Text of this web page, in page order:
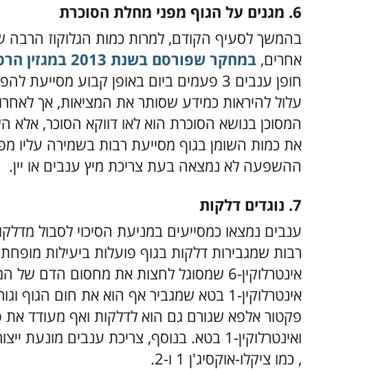
6. מגנים על הגוף מפני מחלת הסוכרת
בהמשך לסעיף הקודם, למרות כמות הגלוקוז הרבה
אחרים, במחקר שפורסם בשנת 2013 במגזין הרפואה הבריטי BNJ
חופן ענבים 3 פעמים ביום באופן קבוע
עלול להיראות כמידע שסותר את המציאות, אך
המסוכן בנושא הסוכרת הוא לאו דווקא הסוכר, אלא
את כמות השומן בגוף מסייעת רבות בשמירה עליו
ההשפעה לא נמצאה בעת צריכת מיץ ענבים או יין.
7. נוגדים דלקות
ענבים נמצאו כמסייעים במניעת הסיכוי לסבול
רבות שמגבירות דלקות בגוף פועלות ביעילות
אינטרלוקין-6 שמסוגל לחצות את מחסום
אינטרלוקין-1 בטא שמגביר אף הוא את חום
ואינטרלוקין-1 בטא. בנוסף, צריכת ענבים
, כמו ציקלו-אוקסיג'ן 1 ו-2.